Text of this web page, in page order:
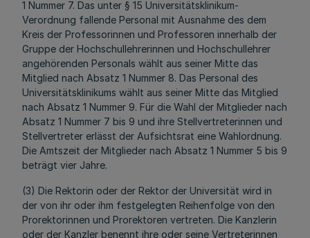
1 Nummer 7. Das unter § 15 Universitätsklinikum-
Verordnung fallende Personal mit Ausnahme des dem
Kreis der Professorinnen und Professoren innerhalb der
Gruppe der Hochschullehrerinnen und Hochschullehrer
angehörenden Personals wählt aus seiner Mitte das
Mitglied nach Absatz 1 Nummer 8. Das Personal des
Universitätsklinikums wählt aus seiner Mitte das Mitglied
nach Absatz 1 Nummer 9. Für die Wahl der Mitglieder nach
Absatz 1 Nummer 7 bis 9 und ihre Stellvertreterinnen und
Stellvertreter erlässt der Aufsichtsrat eine Wahlordnung.
Die Amtszeit der Mitglieder nach Absatz 1 Nummer 5 bis 9
beträgt vier Jahre.
(3) Die Rektorin oder der Rektor der Universität wird in
der von ihr oder ihm festgelegten Reihenfolge von den
Prorektorinnen und Prorektoren vertreten. Die Kanzlerin
oder der Kanzler benennt ihre oder seine Vertreterinnen